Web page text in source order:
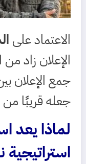
الاعتماد على
الإعلان زاد
جمع الإعلان
جعله قريبًا
لماذا يعد